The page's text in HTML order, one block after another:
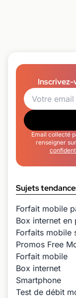
Inscrivez-
Email collecté
renseigner
Sujets
Forfait mobile
Box internet en
Forfaits mobile
Promos Free
Forfait mobile
Box internet
Smartphone
Test de débit